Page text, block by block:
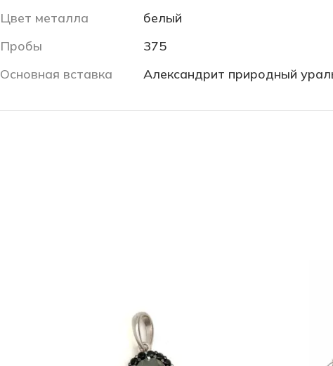
Цвет металла
белый
Пробы
375
Основная вставка
Александрит природный